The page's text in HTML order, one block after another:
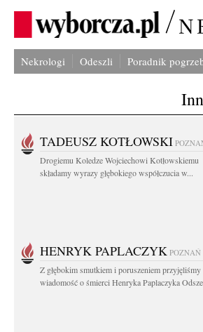
Nekrologi Odeszli Poradnik
TADEUSZ KOTŁOWSKI
Drogiemu Koledze Wojciechowi Kotłowskiemu
składamy wyrazy głębokiego współczucia w...
HENRYK PAPLACZYK POZNAŃ
Z głębokim smutkiem i poruszeniem przyjęliśmy
wiadomość o śmierci Henryka Paplaczyka